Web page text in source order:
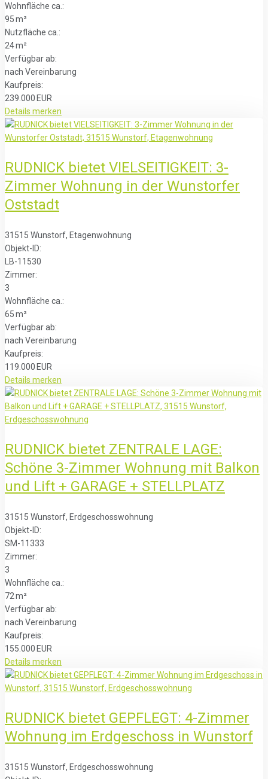
Wohnfläche ca.:
95 m²
Nutzfläche ca.:
24 m²
Verfügbar ab:
nach Vereinbarung
Kaufpreis:
239.000 EUR
Details merken
RUDNICK bietet VIELSEITIGKEIT: 3-
Zimmer Wohnung in der Wunstorfer
Oststadt
31515 Wunstorf, Etagenwohnung
Objekt-ID:
LB-11530
Zimmer:
3
Wohnfläche ca.:
65 m²
Verfügbar ab:
nach Vereinbarung
Kaufpreis:
119.000 EUR
Details merken
RUDNICK bietet ZENTRALE LAGE:
Schöne 3-Zimmer Wohnung mit Balkon
und Lift + GARAGE + STELLPLATZ
31515 Wunstorf, Erdgeschosswohnung
Objekt-ID:
SM-11333
Zimmer:
3
Wohnfläche ca.:
72 m²
Verfügbar ab:
nach Vereinbarung
Kaufpreis:
155.000 EUR
Details merken
RUDNICK bietet GEPFLEGT: 4-Zimmer
Wohnung im Erdgeschoss in Wunstorf
31515 Wunstorf, Erdgeschosswohnung